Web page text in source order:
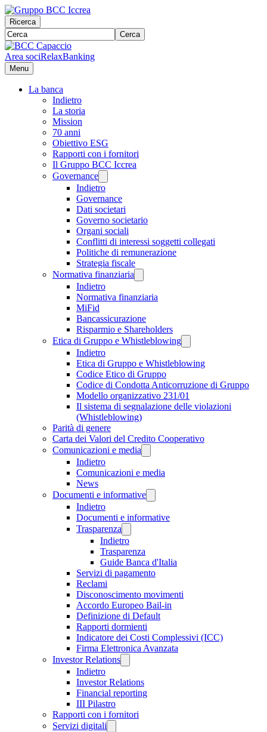
Ricerca
Cerca
Area sociRelaxBanking
Menu
La banca
Indietro
La storia
Mission
70 anni
Obiettivo ESG
Rapporti con i fornitori
Il Gruppo BCC Iccrea
Governance
Indietro
Governance
Dati societari
Governo societario
Organi sociali
Conflitti di interessi soggetti collegati
Politiche di remunerazione
Strategia fiscale
Normativa finanziaria
Indietro
Normativa finanziaria
MiFid
Bancassicurazione
Risparmio e Shareholders
Etica di Gruppo e Whistleblowing
Indietro
Etica di Gruppo e Whistleblowing
Codice Etico di Gruppo
Codice di Condotta Anticorruzione di Gruppo
Modello organizzativo 231/01
Il sistema di segnalazione delle violazioni
(Whistleblowing)
Parità di genere
Carta dei Valori del Credito Cooperativo
Comunicazioni e media
Indietro
Comunicazioni e media
News
Documenti e informative
Indietro
Documenti e informative
Trasparenza
Indietro
Trasparenza
Guide Banca d'Italia
Servizi di pagamento
Reclami
Disconoscimento movimenti
Accordo Europeo Bail-in
Definizione di Default
Rapporti dormienti
Indicatore dei Costi Complessivi (ICC)
Firma Elettronica Avanzata
Investor Relations
Indietro
Investor Relations
Financial reporting
III Pilastro
Rapporti con i fornitori
Servizi digitali